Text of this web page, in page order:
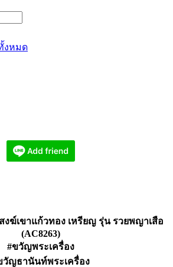
งหมด
ฆ์เขาแก้วทอง เหรียญ รุ่น รวยพญาเสือ
(AC8263)
#ขวัญพระเครื่อง
วัญธานันท์พระเครื่อง